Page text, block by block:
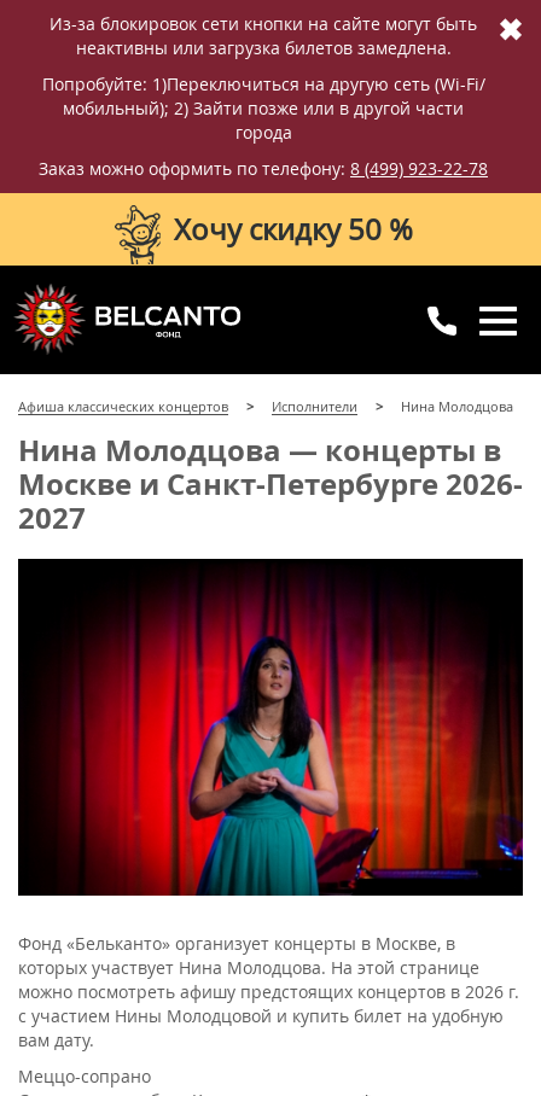
Из-за блокировок сети кнопки на сайте могут быть
неактивны или загрузка билетов замедлена.
Попробуйте: 1)Переключиться на другую сеть (Wi-Fi/
мобильный); 2) Зайти позже или в другой части
города
Заказ можно оформить по телефону: 8 (499) 923-22-78
✖
Хочу скидку 50 %
8 (499) 923-22-78
8 (800) 770-09-71
для регионов
Афиша классических концертов Исполнители Нина Молодцова
Нина Молодцова — концерты в
Москве и Санкт-Петербурге 2026-
2027
Фонд «Бельканто» организует концерты в Москве, в
которых участвует Нина Молодцова. На этой странице
можно посмотреть афишу предстоящих концертов в 2026 г.
с участием Нины Молодцовой и купить билет на удобную
вам дату.
Меццо-сопрано